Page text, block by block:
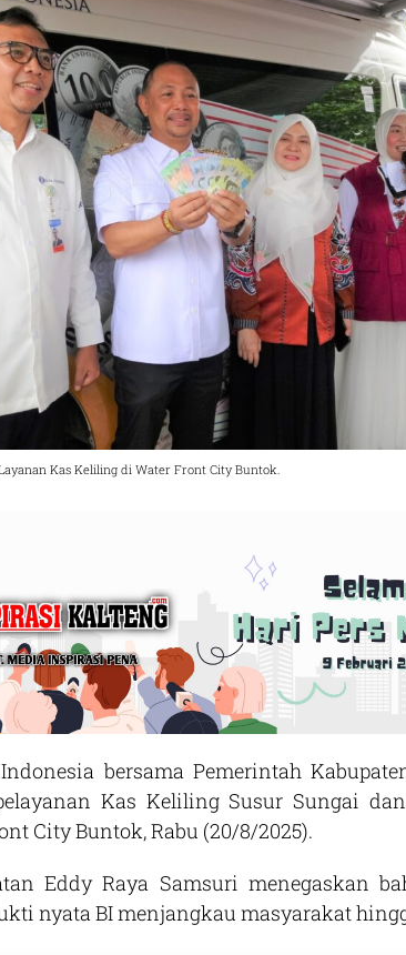
Kas Keliling di Water Front City Buntok.
bersama Pemerintah
Kas Keliling Susur Sungai
City Buntok, Rabu (20/8/2025).
Eddy Raya Samsuri menegaskan
nyata BI menjangkau masyarakat